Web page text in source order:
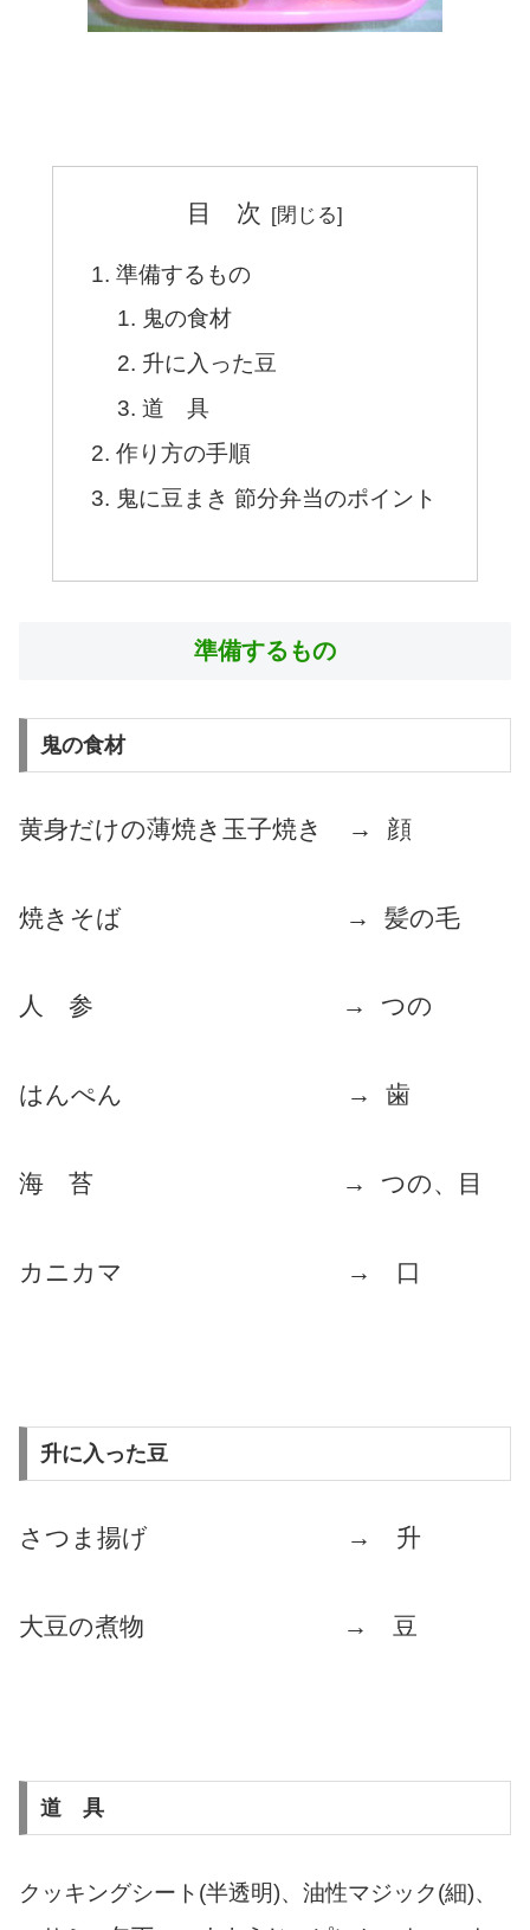
目 次
準備するもの
鬼の食材
升に入った豆
道 具
作り方の手順
鬼に豆まき 節分弁当のポイント
準備するもの
鬼の食材
黄身だけの薄焼き玉子焼き → 顔
焼きそば → 髪の毛
人 参 → つの
はんぺん → 歯
海 苔 → つの、目
カニカマ → 口
升に入った豆
さつま揚げ → 升
大豆の煮物 → 豆
道 具
クッキングシート(半透明)、油性マジック(細)、